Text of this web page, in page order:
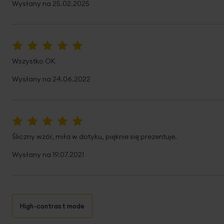
Wysłany na 25.02.2025
Wszystko OK
Wysłany na 24.06.2022
100%
Śliczny wzór, miła w dotyku, pięknie się prezentuje.
Wysłany na 19.07.2021
High-contrast mode